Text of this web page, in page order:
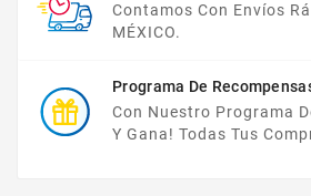
Contamos Con Envíos
MÉXICO.
Programa De
Con Nuestro Programa
Y Gana! Todas Tus